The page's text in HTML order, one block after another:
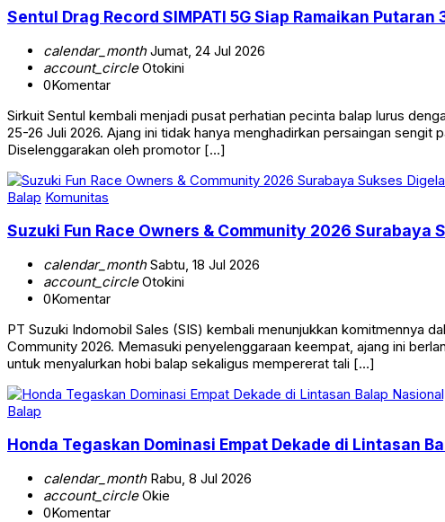
Sentul Drag Record SIMPATI 5G Siap Ramaikan
calendar_monthJumat, 24 Jul 2026
account_circleOtokini
0Komentar
Sirkuit Sentul kembali menjadi pusat perhatian pecinta balap lurus
25-26 Juli 2026. Ajang ini tidak hanya menghadirkan persaingan
Diselenggarakan oleh promotor […]
Balap Komunitas
Suzuki Fun Race Owners & Community 2026 Surabaya
calendar_monthSabtu, 18 Jul 2026
account_circleOtokini
0Komentar
PT Suzuki Indomobil Sales (SIS) kembali menunjukkan komitmennya
Community 2026. Memasuki penyelenggaraan keempat, ajang ini
untuk menyalurkan hobi balap sekaligus mempererat tali […]
Balap
Honda Tegaskan Dominasi Empat Dekade di Lintasan
calendar_monthRabu, 8 Jul 2026
account_circleOkie
0Komentar